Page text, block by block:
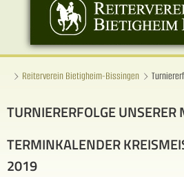
Reiterverein Bietigheim-Bissingen
TURNIERERFOLGE UNSERER
TERMINKALENDER
2019